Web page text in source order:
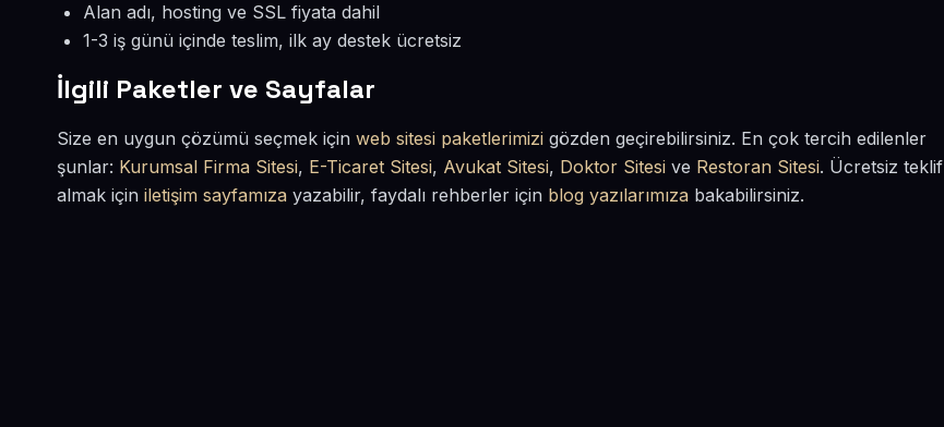
Alan adı, hosting ve SSL fiyata dahil
1-3 iş günü içinde teslim, ilk ay destek ücretsiz
İlgili Paketler ve Sayfalar
Size en uygun çözümü seçmek için web sitesi paketlerimizi gözden geçirebilirsiniz. En çok tercih edilenler
şunlar: Kurumsal Firma Sitesi, E-Ticaret Sitesi, Avukat Sitesi, Doktor Sitesi ve Restoran Sitesi. Ücretsiz teklif
almak için iletişim sayfamıza yazabilir, faydalı rehberler için blog yazılarımıza bakabilirsiniz.